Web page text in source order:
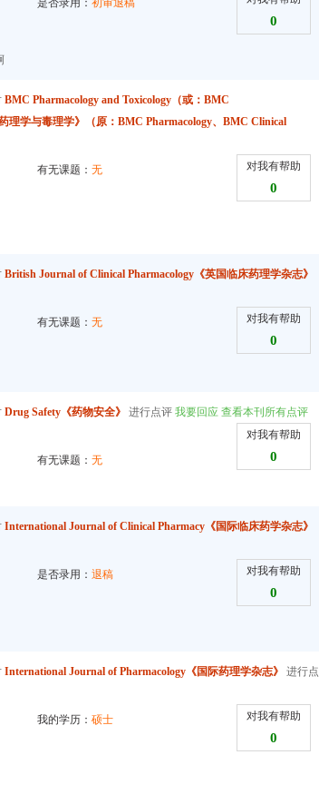
0
是否录用： 初审退稿
BMC Pharmacology and Toxicology（或：BMC
学与毒理学》（原：BMC Pharmacology、BMC Clinical
对我有帮助
0
有无课题： 无
British Journal of Clinical Pharmacology《英国临床药理学杂志》
对我有帮助
0
有无课题： 无
Drug Safety《药物安全》 进行点评 我要回应 查看本刊所有点评
对我有帮助
0
有无课题： 无
International Journal of Clinical Pharmacy《国际临床药学杂志》
对我有帮助
0
是否录用： 退稿
International Journal of Pharmacology《国际药理学杂志》
进行点
对我有帮助
0
我的学历： 硕士